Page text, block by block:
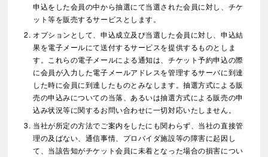
申込をした会員の中から抽選にて当選された会員に対し、チケ
ット等を販売するサービスとします。
オプションとして、申込成立及び当選した会員に対し、申込結
果を電子メールにて送付するサービスを提供するものとしま
す。これらの電子メールによる通知は、チケット予約申込の際
に会員が入力した電子メールアドレスを管理するサーバに到達
した時に会員に到達したものとみなします。抽選方式による販
売の申込みについての当落、あるいは抽選方式による販売の申
込み状況等に関するお問い合わせに一切対応いたしません。
当社が所定の方法でご案内をしたにも関わらず、当社の直接管
理の及ばない、通信事情、プロバイダ施設等の障害に起因し
て、当該告知がチケット会員に未着となった場合の損害につい